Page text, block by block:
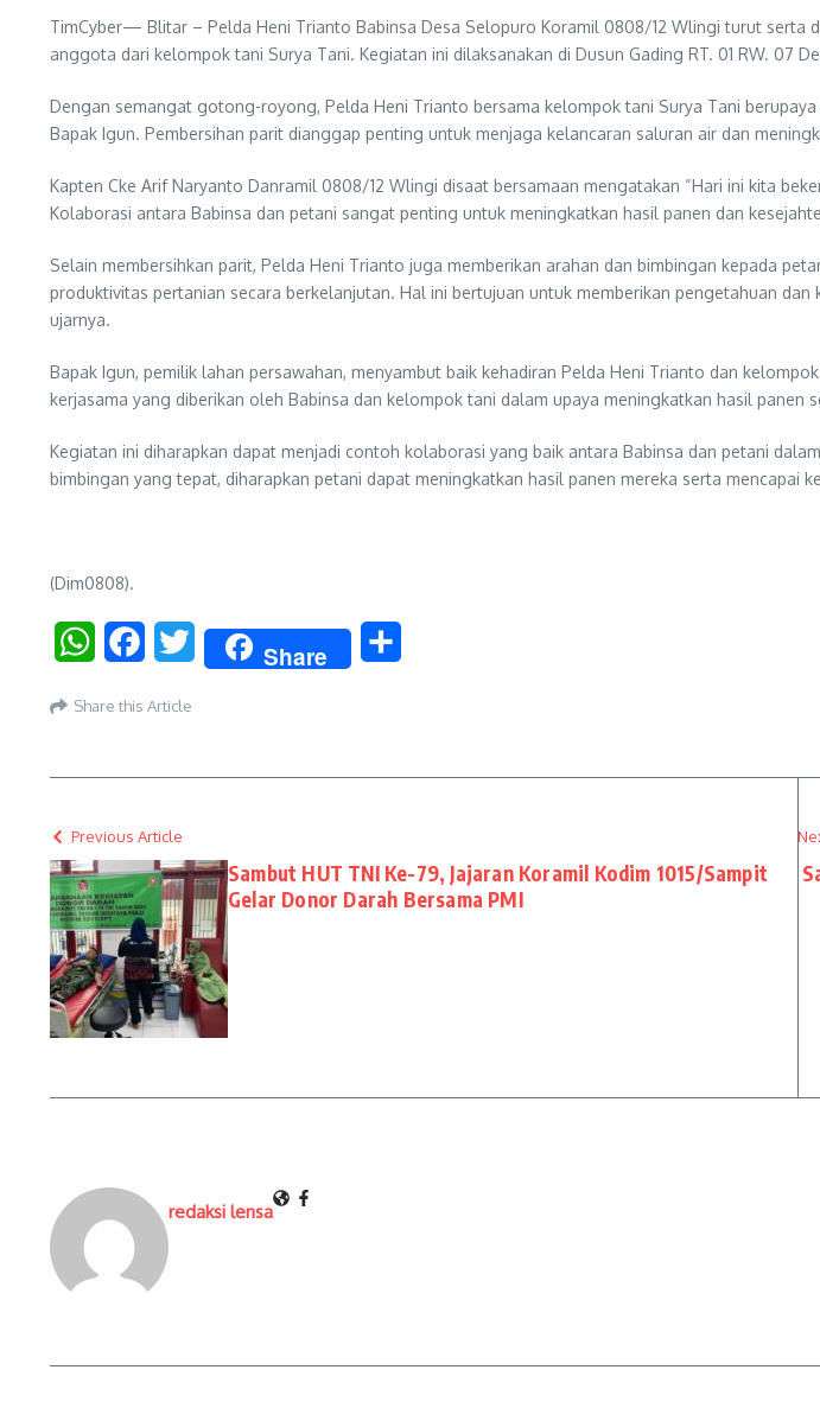
TimCyber— Blitar – Pelda Heni Trianto Babinsa Desa Selopuro Koramil 0808/12 Wlingi turut serta
anggota dari kelompok tani Surya Tani. Kegiatan ini dilaksanakan di Dusun Gading RT. 01 RW. 07
Dengan semangat gotong-royong, Pelda Heni Trianto bersama kelompok tani Surya Tani
Bapak Igun. Pembersihan parit dianggap penting untuk menjaga kelancaran saluran air dan
Kapten Cke Arif Naryanto Danramil 0808/12 Wlingi disaat bersamaan mengatakan “Hari ini kita
Kolaborasi antara Babinsa dan petani sangat penting untuk meningkatkan hasil panen dan
Selain membersihkan parit, Pelda Heni Trianto juga memberikan arahan dan bimbingan kepada
produktivitas pertanian secara berkelanjutan. Hal ini bertujuan untuk memberikan pengetahuan
ujarnya.
Bapak Igun, pemilik lahan persawahan, menyambut baik kehadiran Pelda Heni Trianto dan
kerjasama yang diberikan oleh Babinsa dan kelompok tani dalam upaya meningkatkan hasil panen
Kegiatan ini diharapkan dapat menjadi contoh kolaborasi yang baik antara Babinsa dan petani
bimbingan yang tepat, diharapkan petani dapat meningkatkan hasil panen mereka serta mencapai
(Dim0808).
WhatsAppFacebookTwitter Share
Share this Article
Previous Article
Sambut HUT TNI Ke-79, Jajaran Koramil Kodim 1015/Sampit
Gelar Donor Darah Bersama PMI
redaksi lensa